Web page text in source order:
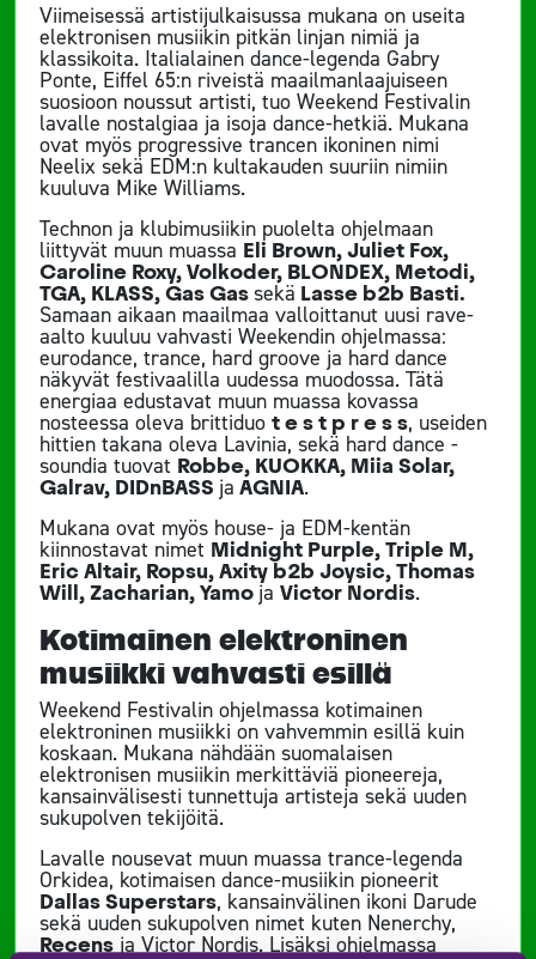
Viimeisessä artistijulkaisussa mukana on useita
elektronisen musiikin pitkän linjan nimiä ja
klassikoita. Italialainen dance-legenda Gabry
Ponte, Eiffel 65:n riveistä maailmanlaajuiseen
suosioon noussut artisti, tuo Weekend Festivalin
lavalle nostalgiaa ja isoja dance-hetkiä. Mukana
ovat myös progressive trancen ikoninen nimi
Neelix sekä EDM:n kultakauden suuriin nimiin
kuuluva Mike Williams.
Technon ja klubimusiikin puolelta ohjelmaan
liittyvät muun muassa Eli Brown, Juliet Fox,
Caroline Roxy, Volkoder, BLONDEX, Metodi,
TGA, KLASS, Gas Gassekä Lasse b2b Basti.
Samaan aikaan maailmaa valloittanut uusi rave-
aalto kuuluu vahvasti Weekendin ohjelmassa:
eurodance, trance, hard groove ja hard dance
näkyvät festivaalilla uudessa muodossa. Tätä
energiaa edustavat muun muassa kovassa
nosteessa oleva brittiduo t e s t p r e s s, useiden
hittien takana oleva Lavinia, sekä hard dance -
soundia tuovat Robbe, KUOKKA, Miia Solar,
Galrav, DIDnBASS ja AGNIA.
Mukana ovat myös house- ja EDM-kentän
kiinnostavat nimet Midnight Purple, Triple M,
Eric Altair, Ropsu, Axity b2b Joysic, Thomas
Will, Zacharian, Yamo ja Victor Nordis.
Kotimainen elektroninen
musiikki vahvasti esillä
Weekend Festivalin ohjelmassa kotimainen
elektroninen musiikki on vahvemmin esillä kuin
koskaan. Mukana nähdään suomalaisen
elektronisen musiikin merkittäviä pioneereja,
kansainvälisesti tunnettuja artisteja sekä uuden
sukupolven tekijöitä.
Lavalle nousevat muun muassa trance-legenda
Orkidea, kotimaisen dance-musiikin pioneerit
Dallas Superstars, kansainvälinen ikoni Darude
sekä uuden sukupolven nimet kuten Nenerchy,
Recens ja Victor Nordis. Lisäksi ohjelmassa